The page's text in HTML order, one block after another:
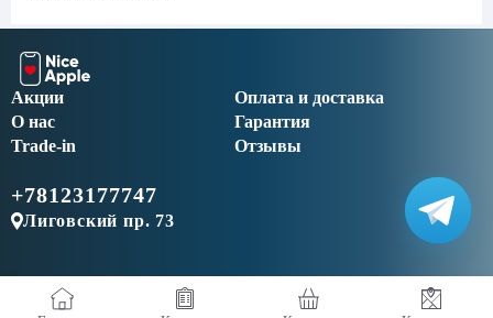
Акции
О нас
Оплата и доставка
Trade-in
Гарантия
Отзывы
+78123177747
Лиговский пр. 73